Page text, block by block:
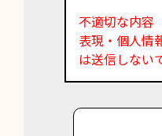
不適切な内容
表現・個人情
は送信しない